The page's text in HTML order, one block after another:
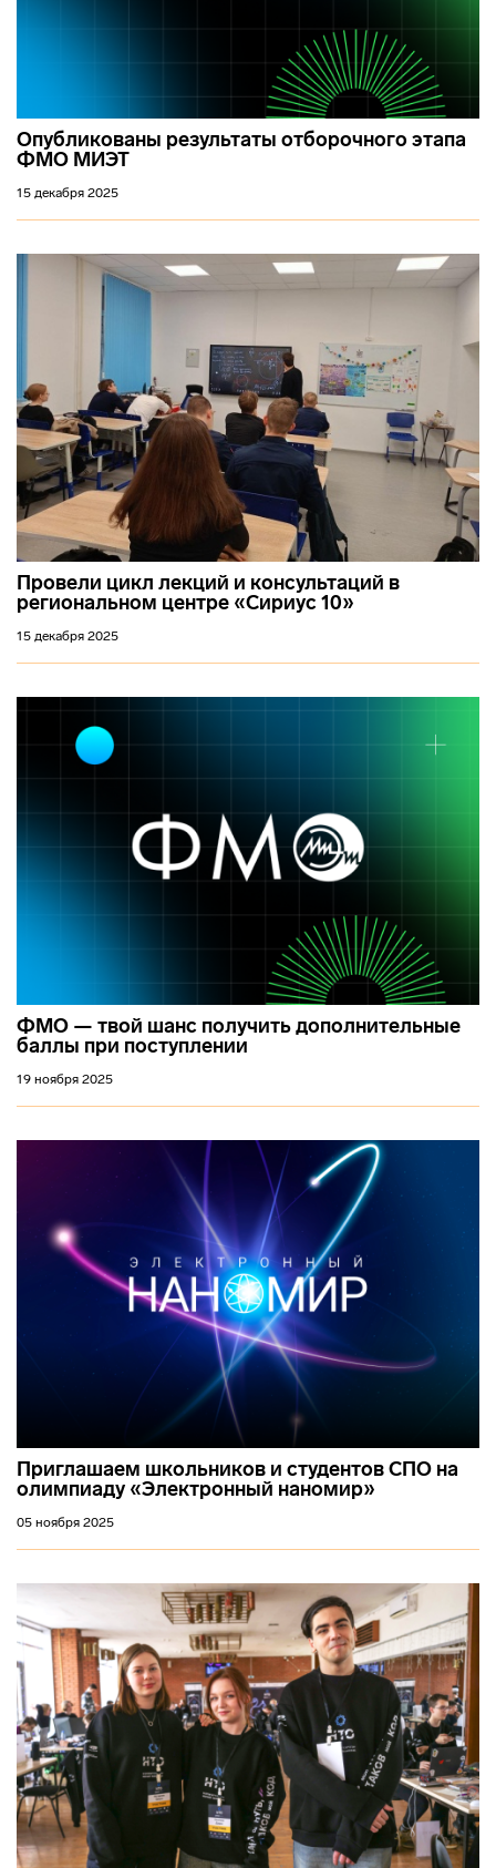
Опубликованы результаты отборочного этапа
ФМО МИЭТ
15 декабря 2025
Провели цикл лекций и консультаций в
региональном центре «Сириус 10»
15 декабря 2025
ФМО — твой шанс получить дополнительные
баллы при поступлении
19 ноября 2025
Приглашаем школьников и студентов СПО на
олимпиаду «Электронный наномир»
05 ноября 2025